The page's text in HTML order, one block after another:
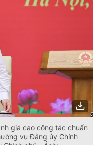
giá cao công tác chuẩn
vụ Đảng ủy Chính